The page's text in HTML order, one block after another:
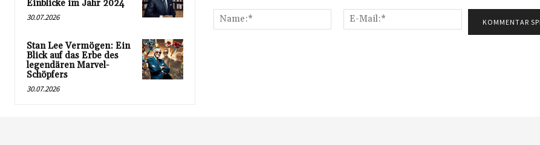
Einblicke im Jahr 2024
30.07.2026
Stan Lee Vermögen: Ein
Blick auf das Erbe des
legendären Marvel-
Schöpfers
30.07.2026
Name:*
Mail:*